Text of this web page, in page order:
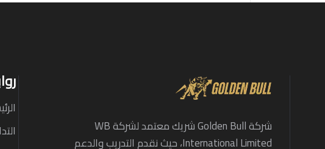
شركة Golden Bull شريك معتمد لشركة WB
International Limited، حيث نقدم التدريب والدعم